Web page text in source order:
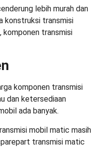
lebih murah dan
konstruksi transmisi
komponen transmisi
komponen transmisi
dan ketersediaan
ada banyak.
mobil matic masih
transmisi matic